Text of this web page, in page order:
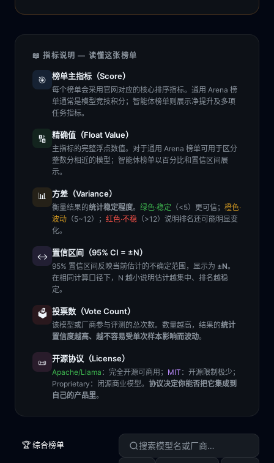
📖 指标说明 — 读懂这张榜单
🎯 榜单主指标（Score）
每个榜单会采用官网对应的核心排序指标。通用 Arena 榜
单通常是模型竞技积分；智能体榜单则展示净提升及多项
任务指标。
🔢 精确值（Float Value）
主指标的完整浮点数值。对于通用 Arena 榜单可用于区分
整数分相近的模型；智能体榜单以百分比和置信区间展
示。
📊 方差（Variance）
衡量结果的统计稳定程度。 绿色·稳定 （<5）更可信； 橙色·
波动 （5~12）； 红色·不稳 （>12）说明排名还可能明显变
化。
↔️ 置信区间（95% CI = ±N）
95% 置信区间反映当前估计的不确定范围，显示为 ±N。
在相同计算口径下，N 越小说明估计越集中、排名越稳
定。
🗳️ 投票数（Vote Count）
该模型或厂商参与评测的总次数。数量越高，结果的统计
置信度越高、越不容易受单次样本影响而波动。
📜 开源协议（License）
Apache/Llama ：完全开源可商用； MIT ：开源限制极少；
Proprietary ：闭源商业模型。 协议决定你能否把它集成到
自己的产品里。
🏆 综合榜单